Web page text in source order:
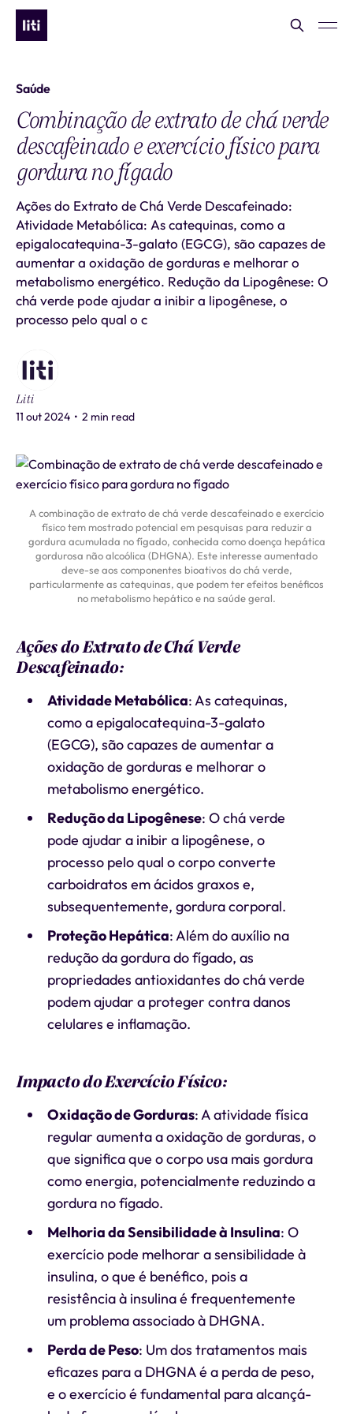
Saúde
Combinação de extrato de chá verde
descafeinado e exercício físico para
gordura no fígado
Ações do Extrato de Chá Verde Descafeinado:
Atividade Metabólica: As catequinas, como a
epigalocatequina-3-galato (EGCG), são capazes de
aumentar a oxidação de gorduras e melhorar o
metabolismo energético. Redução da Lipogênese: O
chá verde pode ajudar a inibir a lipogênese, o
processo pelo qual o c
Liti
11 out 2024 • 2 min read
A combinação de extrato de chá verde descafeinado e exercício
físico tem mostrado potencial em pesquisas para reduzir a
gordura acumulada no fígado, conhecida como doença hepática
gordurosa não alcoólica (DHGNA). Este interesse aumentado
deve-se aos componentes bioativos do chá verde,
particularmente as catequinas, que podem ter efeitos benéficos
no metabolismo hepático e na saúde geral.
Ações do Extrato de Chá Verde
Descafeinado:
Atividade Metabólica: As catequinas,
como a epigalocatequina-3-galato
(EGCG), são capazes de aumentar a
oxidação de gorduras e melhorar o
metabolismo energético.
Redução da Lipogênese: O chá verde
pode ajudar a inibir a lipogênese, o
processo pelo qual o corpo converte
carboidratos em ácidos graxos e,
subsequentemente, gordura corporal.
Proteção Hepática: Além do auxílio na
redução da gordura do fígado, as
propriedades antioxidantes do chá verde
podem ajudar a proteger contra danos
celulares e inflamação.
Impacto do Exercício Físico:
Oxidação de Gorduras: A atividade física
regular aumenta a oxidação de gorduras, o
que significa que o corpo usa mais gordura
como energia, potencialmente reduzindo a
gordura no fígado.
Melhoria da Sensibilidade à Insulina: O
exercício pode melhorar a sensibilidade à
insulina, o que é benéfico, pois a
resistência à insulina é frequentemente
um problema associado à DHGNA.
Perda de Peso: Um dos tratamentos mais
eficazes para a DHGNA é a perda de peso,
e o exercício é fundamental para alcançá-